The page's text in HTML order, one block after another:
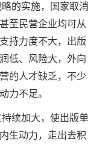
的实施，国家取消
至民营企业均可从
持力度不大，出版
低、风险大，外向
的人才缺乏，不少
力不足。
续加大，使出版单
生动力，走出去积